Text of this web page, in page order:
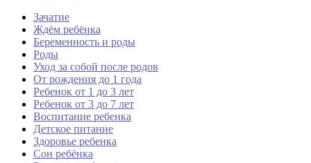
Зачатие
Ждём ребёнка
Беременность и роды
Роды
Уход за собой после родов
От рождения до 1 года
Ребенок от 1 до 3 лет
Ребенок от 3 до 7 лет
Воспитание ребенка
Детское питание
Здоровье ребенка
Сон ребёнка